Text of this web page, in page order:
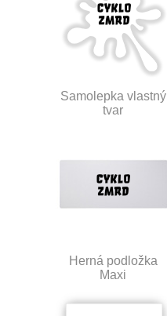
Samolepka vlastný
tvar
Herná podložka
Maxi